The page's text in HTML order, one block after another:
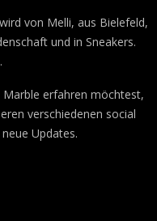
von Melli, aus Bielefeld,
und in Sneakers.
erfahren möchtest,
verschiedenen social
Updates.